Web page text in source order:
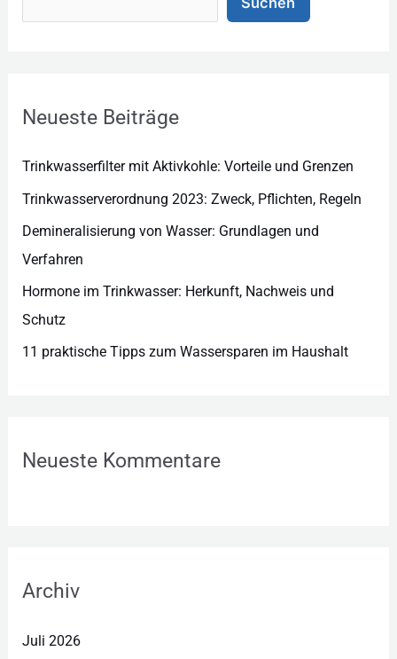
Neueste Beiträge
Trinkwasserfilter mit Aktivkohle: Vorteile und Grenzen
Trinkwasserverordnung 2023: Zweck, Pflichten, Regeln
Demineralisierung von Wasser: Grundlagen und
Verfahren
Hormone im Trinkwasser: Herkunft, Nachweis und
Schutz
11 praktische Tipps zum Wassersparen im Haushalt
Neueste Kommentare
Archiv
Juli 2026
e
r
e
n